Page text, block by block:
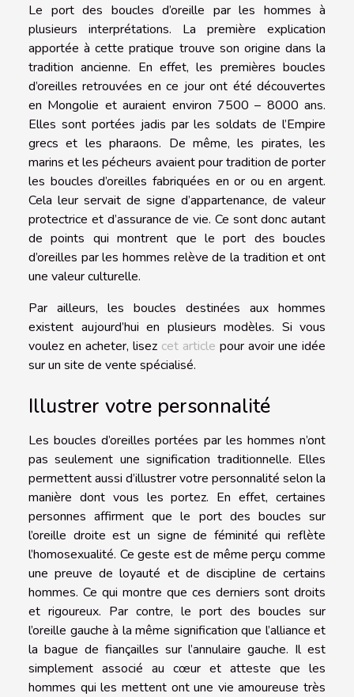
Le port des boucles d’oreille par les hommes à
plusieurs interprétations. La première explication
apportée à cette pratique trouve son origine dans la
tradition ancienne. En effet, les premières boucles
d’oreilles retrouvées en ce jour ont été découvertes
en Mongolie et auraient environ 7500 – 8000 ans.
Elles sont portées jadis par les soldats de l’Empire
grecs et les pharaons. De même, les pirates, les
marins et les pécheurs avaient pour tradition de porter
les boucles d’oreilles fabriquées en or ou en argent.
Cela leur servait de signe d’appartenance, de valeur
protectrice et d’assurance de vie. Ce sont donc autant
de points qui montrent que le port des boucles
d’oreilles par les hommes relève de la tradition et ont
une valeur culturelle.
Par ailleurs, les boucles destinées aux hommes
existent aujourd’hui en plusieurs modèles. Si vous
voulez en acheter, lisez cet article pour avoir une idée
sur un site de vente spécialisé.
Illustrer votre personnalité
Les boucles d’oreilles portées par les hommes n’ont
pas seulement une signification traditionnelle. Elles
permettent aussi d’illustrer votre personnalité selon la
manière dont vous les portez. En effet, certaines
personnes affirment que le port des boucles sur
l’oreille droite est un signe de féminité qui reflète
l’homosexualité. Ce geste est de même perçu comme
une preuve de loyauté et de discipline de certains
hommes. Ce qui montre que ces derniers sont droits
et rigoureux. Par contre, le port des boucles sur
l’oreille gauche à la même signification que l’alliance et
la bague de fiançailles sur l’annulaire gauche. Il est
simplement associé au cœur et atteste que les
hommes qui les mettent ont une vie amoureuse très